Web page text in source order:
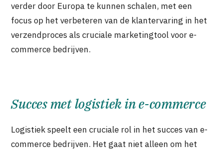
verder door Europa te kunnen schalen, met een
focus op het verbeteren van de klantervaring in het
verzendproces als cruciale marketingtool voor e-
commerce bedrijven.
Succes met logistiek in e-commerce
Logistiek speelt een cruciale rol in het succes van e-
commerce bedrijven. Het gaat niet alleen om het